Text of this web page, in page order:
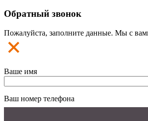
Обратный звонок
Пожалуйста, заполните данные. Мы с
Ваше имя
Ваш номер телефона